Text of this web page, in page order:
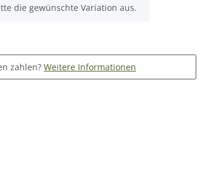
die gewünschte Variation aus.
zahlen? Weitere Informationen